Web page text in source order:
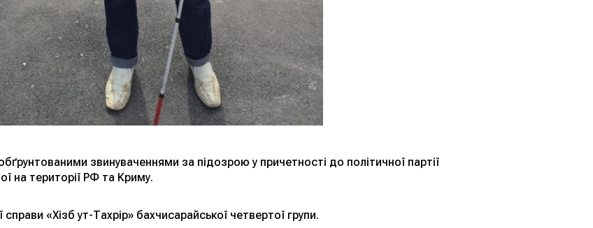
звинуваченнями за підозрою у причетності до політичної партії
на території РФ та Криму.
«Хізб ут-Тахрір» бахчисарайської четвертої групи.